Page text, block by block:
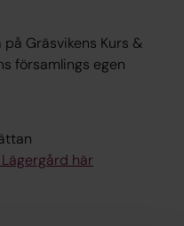
Gräsvikens Kurs &
församlings egen
här